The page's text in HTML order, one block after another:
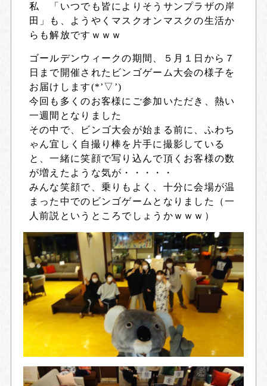
私 「いつでも皆によりそうサンプラザの岸
田」も、ようやくマスクオンマスクの生活か
らも解放ですｗｗｗ
ゴールデンウィークの期間、５月１日から７
日まで開催されたビンゴゲーム大会の様子を
お届けします(*’▽’)
今回も多くのお客様にご参加いただき、熱い
一週間となりました
その中で、ビンゴ大会が始まる前に、ふわち
ゃん宜しく自撮り棒を片手に撮影している
と、一緒に笑顔で写り込んで頂くお客様の数
が増えたような気が・・・・・
みんな笑顔で、乗りもよく、十分に会場が温
まった中でのビンゴゲームとなりました（一
人前説というところでしょうかｗｗｗ）